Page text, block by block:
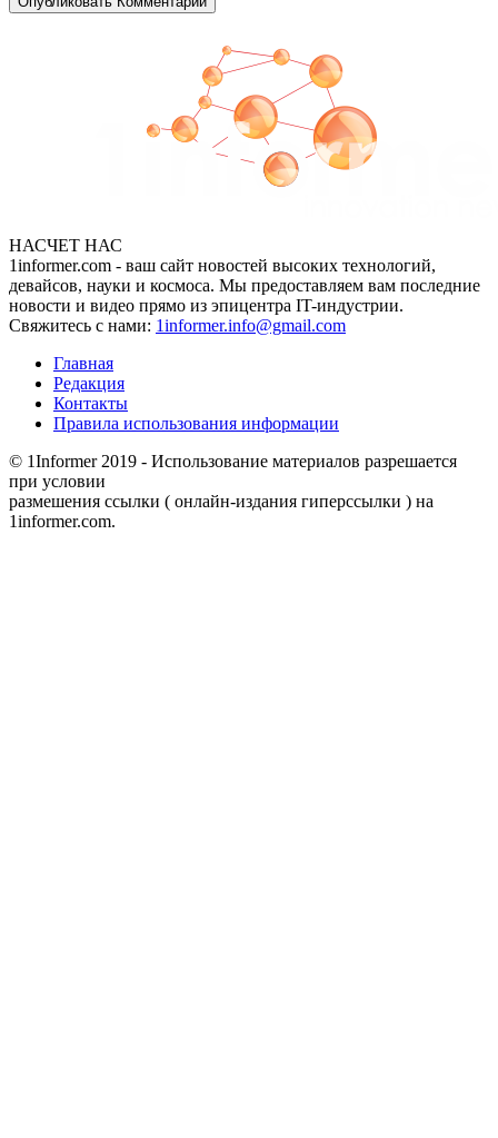
НАСЧЕТ НАС
1informer.com - ваш сайт новостей высоких технологий,
девайсов, науки и космоса. Мы предоставляем вам последние
новости и видео прямо из эпицентра IT-индустрии.
Свяжитесь с нами: 1informer.info@gmail.com
Главная
Редакция
Контакты
Правила использования информации
© 1Informer 2019 - Использование материалов разрешается
при условии
размешения ссылки ( онлайн-издания гиперссылки ) на
1informer.com.